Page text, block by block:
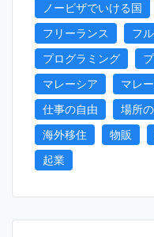
ノービザでいける国
フリーランス
フ
プログラミング
マレーシア
マレ
仕事の自由
場所
海外移住
物販
起業